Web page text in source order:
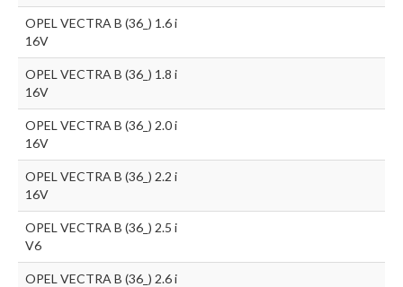
OPEL VECTRA B (36_) 1.6 i
16V
OPEL VECTRA B (36_) 1.8 i
16V
OPEL VECTRA B (36_) 2.0 i
16V
OPEL VECTRA B (36_) 2.2 i
16V
OPEL VECTRA B (36_) 2.5 i
V6
OPEL VECTRA B (36_) 2.6 i